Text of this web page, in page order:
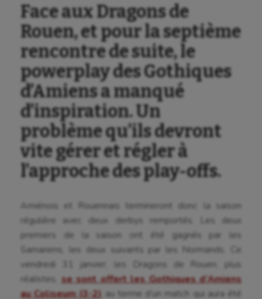
Face aux Dragons de
Rouen, et pour la septième
rencontre de suite, le
powerplay des Gothiques
d’Amiens a manqué
d’inspiration. Un
problème qu’ils devront
vite gérer et régler à
l’approche des play-offs.
Amiénois et Rouennais termineront donc la saison
régulière avec deux derbys remportés. Les deux
premiers de la saison ont été gagnés par les
Samariens, les deux suivants par les Normands. Ce
vendredi 31 janvier, les Dragons de Rouen, plus
réalistes, se sont offert les Gothiques d’Amiens
au Coliseum (3-2) au terme d’un match qui aura été